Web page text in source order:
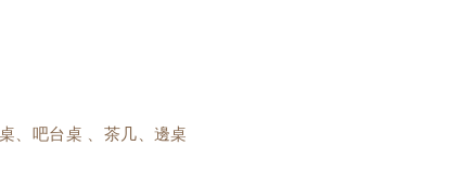
、吧台桌 、茶几、邊桌